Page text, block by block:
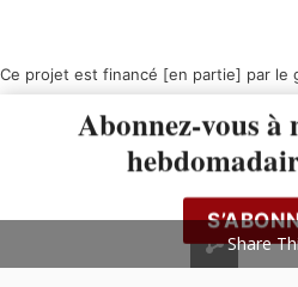
Ce projet est financé [en partie] par le
Abonnez-vous à
Share